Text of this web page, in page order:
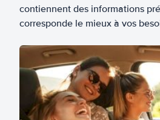
contiennent des informations
corresponde le mieux à vos